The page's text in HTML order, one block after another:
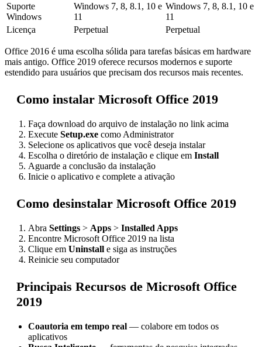
Suporte
Windows
Windows 7, 8, 8.1, 10 e
11
Windows 7, 8, 8.1, 10 e
11
Licença
Perpetual Perpetual
Office 2016 é uma escolha sólida para tarefas básicas em hardware
mais antigo. Office 2019 oferece recursos modernos e suporte
estendido para usuários que precisam dos recursos mais recentes.
Como instalar Microsoft Office 2019
Faça download do arquivo de instalação no link acima
Execute Setup.exe como Administrator
Selecione os aplicativos que você deseja instalar
Escolha o diretório de instalação e clique em Install
Aguarde a conclusão da instalação
Inicie o aplicativo e complete a ativação
Como desinstalar Microsoft Office 2019
Abra Settings > Apps > Installed Apps
Encontre Microsoft Office 2019 na lista
Clique em Uninstall e siga as instruções
Reinicie seu computador
Principais Recursos de Microsoft Office
2019
Coautoria em tempo real — colabore em todos os
aplicativos